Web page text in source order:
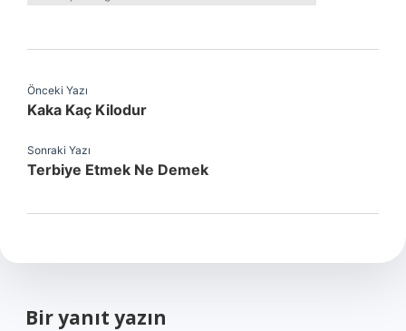
Önceki Yazı
Kaka Kaç Kilodur
Sonraki Yazı
Terbiye Etmek Ne Demek
Bir yanıt yazın